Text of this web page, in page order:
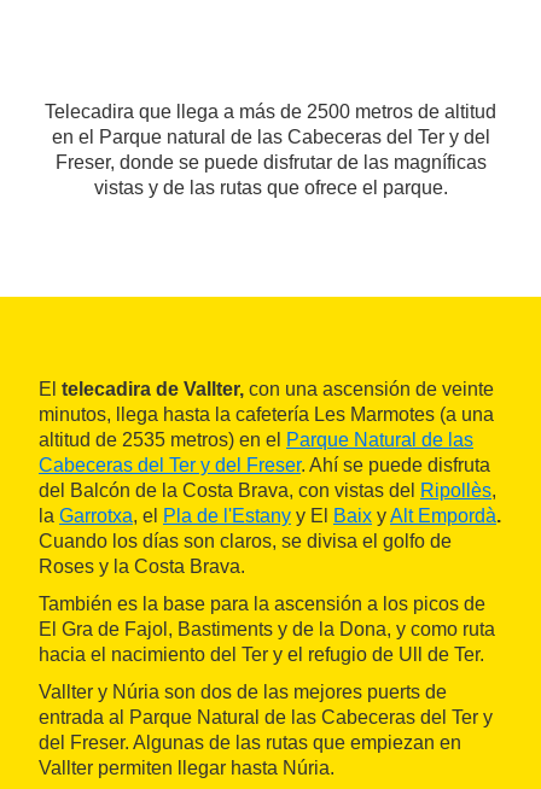
Telecadira que llega a más de 2500 metros de altitud
en el Parque natural de las Cabeceras del Ter y del
Freser, donde se puede disfrutar de las magníficas
vistas y de las rutas que ofrece el parque.
El telecadira de Vallter, con una ascensión de veinte
minutos, llega hasta la cafetería Les Marmotes (a una
altitud de 2535 metros) en el Parque Natural de las
Cabeceras del Ter y del Freser. Ahí se puede disfruta
del Balcón de la Costa Brava, con vistas del Ripollès,
la Garrotxa, el Pla de l'Estany y El Baix yAlt Empordà.
Cuando los días son claros, se divisa el golfo de
Roses y la Costa Brava.
También es la base para la ascensión a los picos de
El Gra de Fajol, Bastiments y de la Dona, y como ruta
hacia el nacimiento del Ter y el refugio de Ull de Ter.
Vallter y Núria son dos de las mejores puerts de
entrada al Parque Natural de las Cabeceras del Ter y
del Freser. Algunas de las rutas que empiezan en
Vallter permiten llegar hasta Núria.